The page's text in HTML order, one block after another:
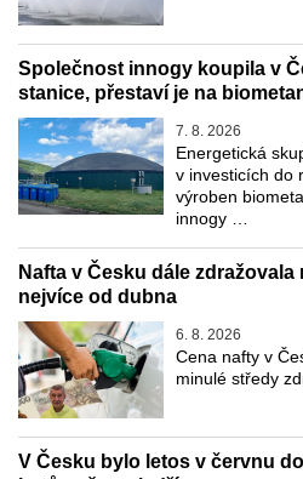
Společnost innogy koupila v
stanice, přestaví je na
7. 8. 2026
Energetická
v investicích do
výroben
innogy …
Nafta v Česku dále zdražovala
nejvíce od dubna
6. 8. 2026
Cena nafty v
minulé středy
V Česku bylo letos v červnu